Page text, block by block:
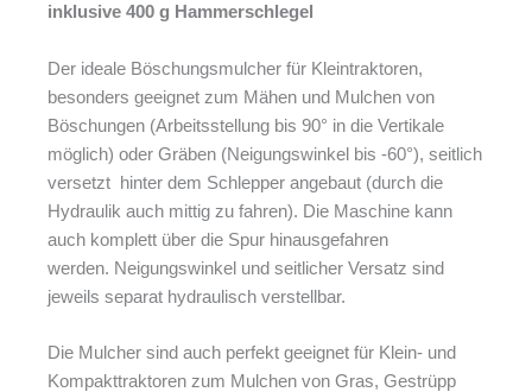
inklusive 400 g Hammerschlegel
Der ideale Böschungsmulcher für Kleintraktoren,
besonders geeignet zum Mähen und Mulchen von
Böschungen (Arbeitsstellung bis 90° in die Vertikale
möglich) oder Gräben (Neigungswinkel bis -60°), seitlich
versetzt hinter dem Schlepper angebaut (durch die
Hydraulik auch mittig zu fahren). Die Maschine kann
auch komplett über die Spur hinausgefahren
werden. Neigungswinkel und seitlicher Versatz sind
jeweils separat hydraulisch verstellbar.
Die Mulcher sind auch perfekt geeignet für Klein- und
Kompakttraktoren zum Mulchen von Gras, Gestrüpp